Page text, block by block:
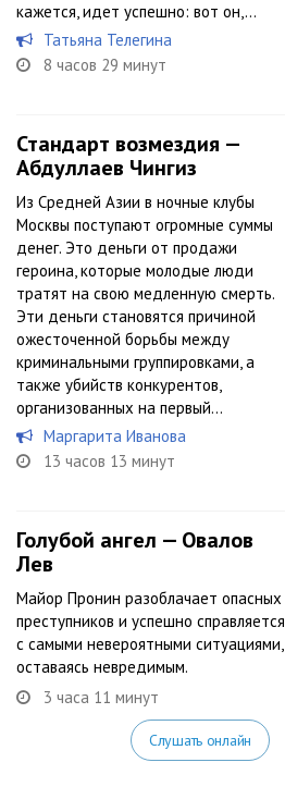
кажется, идет успешно: вот он,...
Татьяна Телегина
8 часов 29 минут
Стандарт возмездия —
Абдуллаев Чингиз
Из Средней Азии в ночные клубы
Москвы поступают огромные суммы
денег. Это деньги от продажи
героина, которые молодые люди
тратят на свою медленную смерть.
Эти деньги становятся причиной
ожесточенной борьбы между
криминальными группировками, а
также убийств конкурентов,
организованных на первый...
Маргарита Иванова
13 часов 13 минут
Голубой ангел — Овалов
Лев
Майор Пронин разоблачает опасных
преступников и успешно справляется
с самыми невероятными ситуациями,
оставаясь невредимым.
3 часа 11 минут
Слушать онлайн